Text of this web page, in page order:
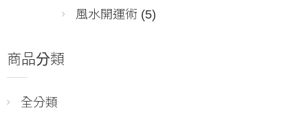
風水開運術 (5)
商品分類
全分類